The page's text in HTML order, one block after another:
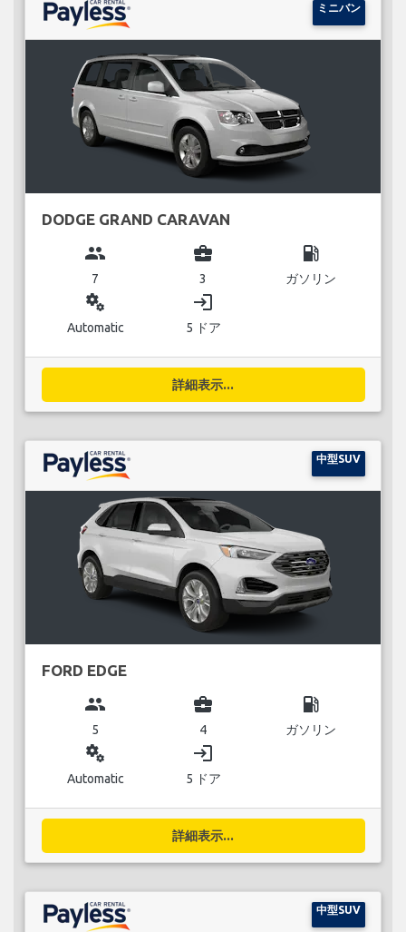
ミニバン
DODGE GRAND CARAVAN
group
7
business_center
3
local_gas_station
ガソリン
miscellaneous_services
Automatic
login
5 ドア
詳細表示...
中型SUV
FORD EDGE
group
5
business_center
4
local_gas_station
ガソリン
miscellaneous_services
Automatic
login
5 ドア
詳細表示...
中型SUV